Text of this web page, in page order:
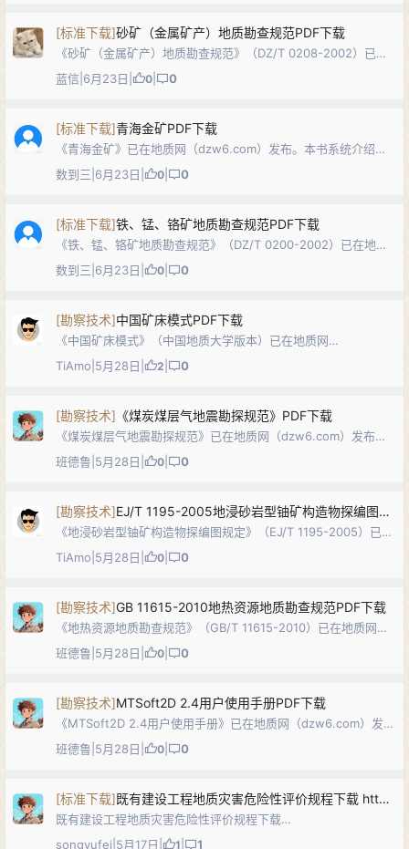
[标准下载]砂矿（金属矿产）地质勘查规范PDF下载
《砂矿（金属矿产）地质勘查规范》（DZ/T 0208-2002）已在
地质网（dzw6.com）发布。本标准规定了除滨海砂矿以外的金
属矿产（贵金属、锡、钛铁矿、金红石、稀有金属、稀土等）砂
蓝信 6月23日 0 0
[标准下载]青海金矿PDF下载
《青海金矿》已在地质网（dzw6.com）发布。本书系统介绍青
海省金矿的区域成矿地质背景、主要金矿床类型与时空分布、典
型矿床地质特征及成矿规律，结合区域地质演化分析金矿的控矿
数到三 6月23日 0 0
[标准下载]铁、锰、铬矿地质勘查规范PDF下载
《铁、锰、铬矿地质勘查规范》（DZ/T 0200-2002）已在地质
网（dzw6.com）发布。本标准规定了铁、锰、铬矿产地质勘查
的目的任务、勘查研究程度、勘查控制程度要求、勘查工作及质
数到三 6月23日 0 0
[勘察技术]中国矿床模式PDF下载
《中国矿床模式》（中国地质大学版本）已在地质网
（dzw6.com）发布。本专著系统总结了中国的典型矿床模式，
从成矿地质背景、成矿机制、控矿因素、矿化特征、找矿标志等
TiAmo 5月28日 2 0
[勘察技术] 《煤炭煤层气地震勘探规范》PDF下载
《煤炭煤层气地震勘探规范》已在地质网（dzw6.com）发布。
本规范规定了煤炭、煤层气地震勘探的设计、仪器、野外工作、
资料处理、解释与报告编制等的技术要求，适用于煤炭、煤层气
班德鲁 5月28日 0 0
[勘察技术] EJ/T 1195-2005地浸砂岩型铀矿构造物探编图规定PDF下载
《地浸砂岩型铀矿构造物探编图规定》（EJ/T 1195-2005）已在
地质网（dzw6.com）发布。本标准规定了地浸砂岩型铀矿构造
物探编图的目的任务、编图内容、编图方法及质量要求，适用于
TiAmo 5月28日 0 0
[勘察技术]GB 11615-2010地热资源地质勘查规范PDF下载
《地热资源地质勘查规范》（GB/T 11615-2010）已在地质网
（dzw6.com）发布。本标准代替了GB/T 11615-1989，规定了
地热资源勘查的目的任务、研究程度、控制程度、工作质量要
班德鲁 5月28日 0 0
[勘察技术]MTSoft2D 2.4用户使用手册PDF下载
《MTSoft2D 2.4用户使用手册》已在地质网（dzw6.com）发
布。MTSoft2D为国内自主开发的大地电磁二维处理与反演解释
及成像软件系统，主要功能包括数据预处理（静态校正、空间滤
班德鲁 5月28日 0 0
[标准下载] 既有建设工程地质灾害危险性评价规程下载 https://dbba.sacinfo.org.cn/portal/online/daea99094b945a2462c86f7363a66f849f9812a2ea3ea5bb7445ee522feab572
既有建设工程地质灾害危险性评价规程下载
https://dbba.sacinfo.org.cn/portal/online/daea99094b945a
songyufei 5月17日 1 1